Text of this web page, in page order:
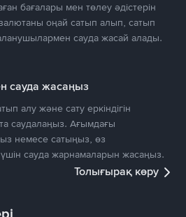
бағалары мен төлеу әдістерін
оңай сатып алып, сатып
сауда жасай алады.
сауда жасаңыз
алу және сату еркіндігін
саудалаңыз. Ағымдағы
немесе сатыңыз, өз
сауда жарнамаларын жасаңыз.
Толығырақ көру